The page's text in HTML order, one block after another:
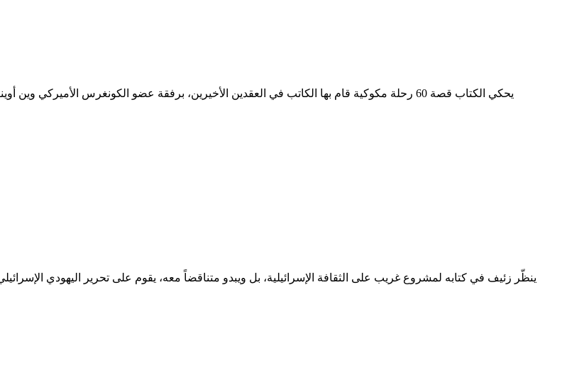
يحكي الكتاب قصة 60 رحلة مكوكية قام بها الكاتب في العقدين الأخيرين، برفقة عضو الكونغرس الأميركي وين أوينز، ضمن جهد دبلوماسي سرِّي ومثابر لدعم المفاوضات السياسية في الشرق الأوسط